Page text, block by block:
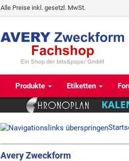
Alle Preise inkl. gesetzl. MwSt.
Produkte Etiketten
Avery Zweckform